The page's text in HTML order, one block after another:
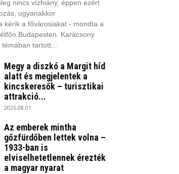
nincs vízhiány, éppen ezért
ugyanakkor
kérik a fővárosiakat - mondta a
Budapesten. Karácsony
tartott...
Megy a diszkó a Margit híd
alatt és megjelentek a
kincskeresők – turisztikai
attrakció...
2026.08.01.
Az emberek mintha
gőzfürdőben lettek volna –
1933-ban is
elviselhetetlennek érezték
a magyar nyarat